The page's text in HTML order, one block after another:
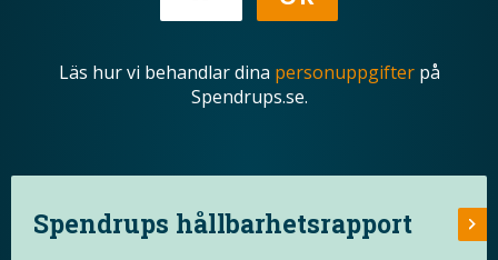
Läs hur vi behandlar dina personuppgifterpå
Spendrups.se.
Spendrups hållbarhetsrapport